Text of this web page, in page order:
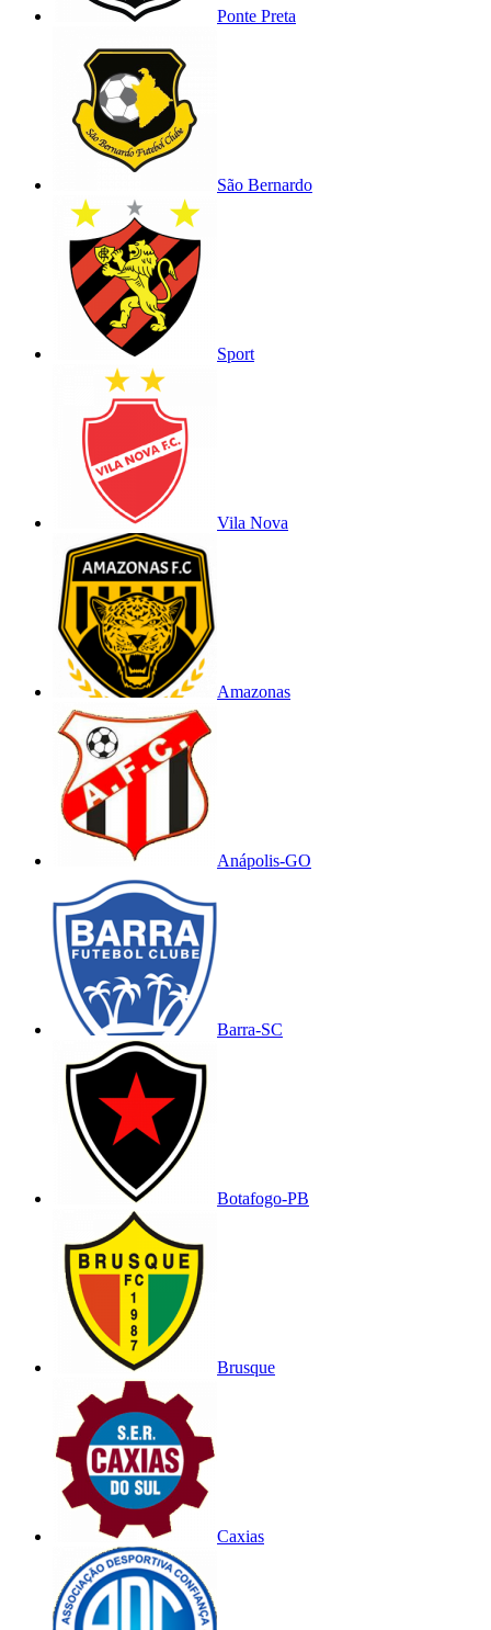
Ponte Preta
São Bernardo
Sport
Vila Nova
Amazonas
Anápolis-GO
Barra-SC
Botafogo-PB
Brusque
Caxias